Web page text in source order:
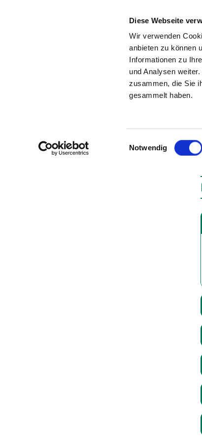
Diese Webseite
Wir verwenden
anbieten zu können
Informationen zu
und Analysen
zusammen, die Sie
gesammelt haben.
Einwilligungsauswahl
Notwendig
Zur Krankenhaus-Startseite